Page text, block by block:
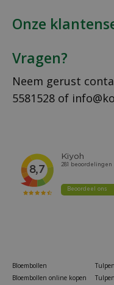
Onze
Vragen?
Neem gerust
5581528 of
Bloembollen
Bloembollen online kopen